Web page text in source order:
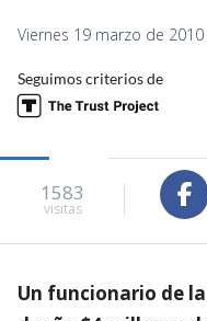
Viernes 19 marzo de
Seguimos criterios de
1583
visitas
Un funcionario de